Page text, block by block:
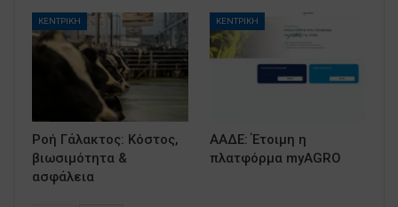
ΚΕΝΤΡΙΚΗ
Ροή Γάλακτος: Κόστος,
βιωσιμότητα &
ασφάλεια
ΚΕΝΤΡΙΚΗ
ΑΑΔΕ: Έτοιμη η
πλατφόρμα myAGRO